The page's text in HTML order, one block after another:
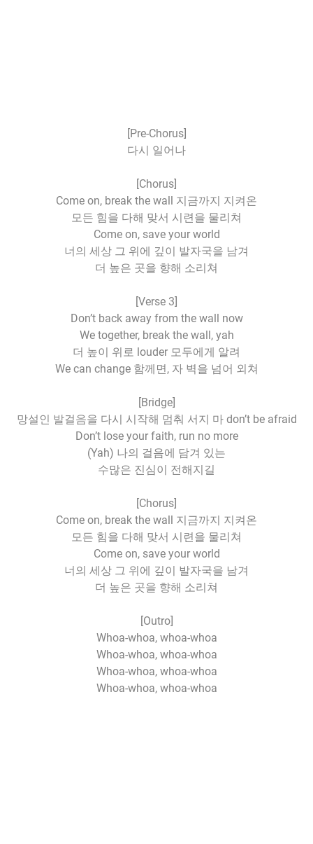
[Pre-Chorus]
다시 일어나
[Chorus]
Come on, break the wall 지금까지 지켜온
모든 힘을 다해 맞서 시련을 물리쳐
Come on, save your world
너의 세상 그 위에 깊이 발자국을 남겨
더 높은 곳을 향해 소리쳐
[Verse 3]
Don’t back away from the wall now
We together, break the wall, yah
더 높이 위로 louder 모두에게 알려
We can change 함께면, 자 벽을 넘어 외쳐
[Bridge]
망설인 발걸음을 다시 시작해 멈춰 서지 마 don’t be afraid
Don’t lose your faith, run no more
(Yah) 나의 걸음에 담겨 있는
수많은 진심이 전해지길
[Chorus]
Come on, break the wall 지금까지 지켜온
모든 힘을 다해 맞서 시련을 물리쳐
Come on, save your world
너의 세상 그 위에 깊이 발자국을 남겨
더 높은 곳을 향해 소리쳐
[Outro]
Whoa-whoa, whoa-whoa
Whoa-whoa, whoa-whoa
Whoa-whoa, whoa-whoa
Whoa-whoa, whoa-whoa